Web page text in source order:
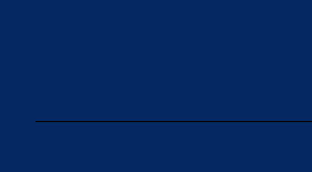
Вопрос ответ